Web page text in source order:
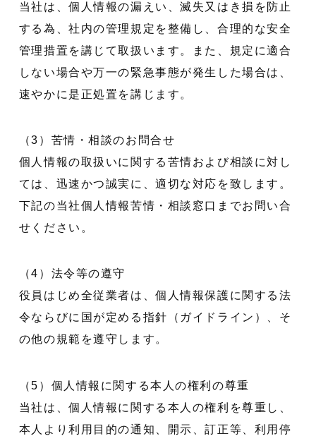
当社は、個人情報の漏えい、滅失又はき損を防止
する為、社内の管理規定を整備し、合理的な安全
管理措置を講じて取扱います。また、規定に適合
しない場合や万一の緊急事態が発生した場合は、
速やかに是正処置を講じます。
（3）苦情・相談のお問合せ
個人情報の取扱いに関する苦情および相談に対し
ては、迅速かつ誠実に、適切な対応を致します。
下記の当社個人情報苦情・相談窓口までお問い合
せください。
（4）法令等の遵守
役員はじめ全従業者は、個人情報保護に関する法
令ならびに国が定める指針（ガイドライン）、そ
の他の規範を遵守します。
（5）個人情報に関する本人の権利の尊重
当社は、個人情報に関する本人の権利を尊重し、
本人より利用目的の通知、開示、訂正等、利用停